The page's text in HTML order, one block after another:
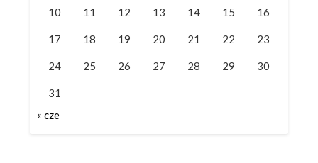
10 11 12 13 14 15 16
17 18 19 20 21 22 23
24 25 26 27 28 29 30
31
« cze